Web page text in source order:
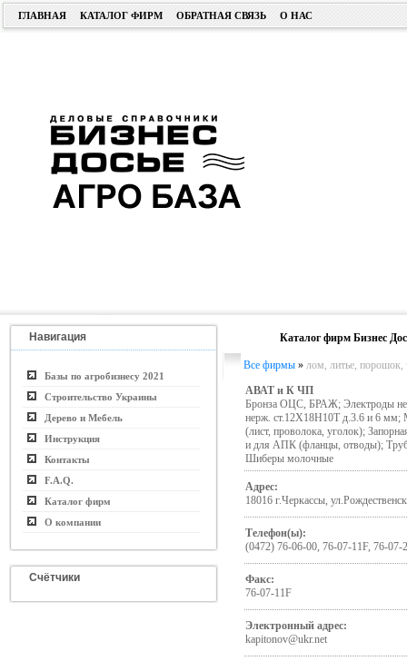
ГЛАВНАЯ КАТАЛОГ ФИРМ ОБРАТНАЯ СВЯЗЬ О НАС
Навигация
Базы по агробизнесу 2021
Строительство Украины
Дерево и Мебель
Инструкция
Контакты
F.A.Q.
Каталог фирм
О компании
Счётчики
Каталог фирм Бизнес
Все фирмы » лом, литье, порошок,
АВАТ и К ЧП
Бронза ОЦС, БРАЖ; Электроды
нерж. ст.12Х18Н10Т д.3.6 и 6 мм;
(лист, проволока, уголок);
и для АПК (фланцы, отводы);
Шиберы молочные
Адрес:
18016 г.Черкассы,
Телефон(ы):
(0472) 76-06-00, 76-07-11F, 76-07-
Факс:
76-07-11F
Электронный адрес:
kapitonov@ukr.net